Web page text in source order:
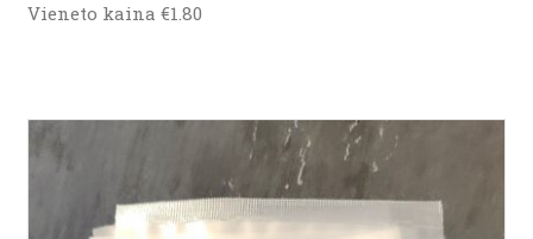
Vieneto kaina €1.80